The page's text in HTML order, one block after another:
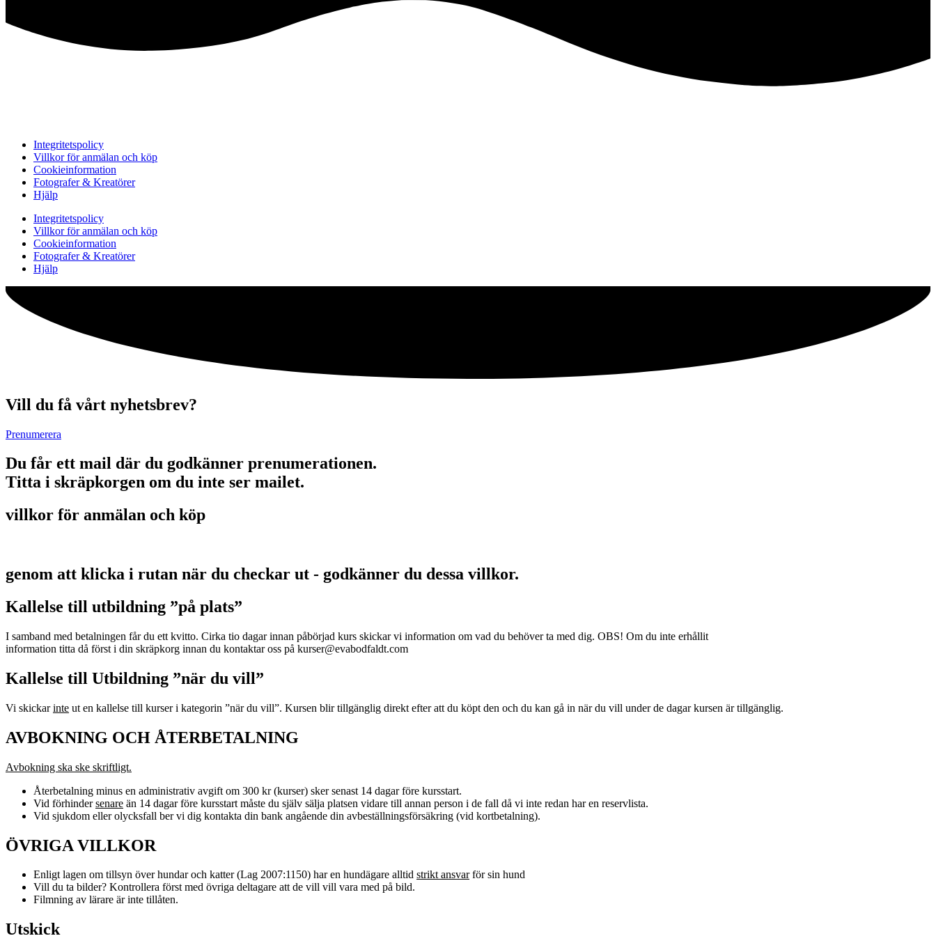
Integritetspolicy
Villkor för anmälan och köp
Cookieinformation
Fotografer & Kreatörer
Hjälp
Integritetspolicy
Villkor för anmälan och köp
Cookieinformation
Fotografer & Kreatörer
Hjälp
Vill du få vårt nyhetsbrev?
Prenumerera
Du får ett mail där du godkänner prenumerationen.
Titta i skräpkorgen om du inte ser mailet.
villkor för anmälan och köp
genom att klicka i rutan när du checkar ut - godkänner du dessa villkor.
Kallelse till utbildning ”på plats”
I samband med betalningen får du ett kvitto. Cirka tio dagar innan påbörjad kurs skickar vi information om vad du behöver ta med dig. OBS! Om du inte erhållit
information titta då först i din skräpkorg innan du kontaktar oss på kurser@evabodfaldt.com
Kallelse till Utbildning ”när du vill”
Vi skickarinte ut en kallelse till kurser i kategorin ”när du vill”. Kursen blir tillgänglig direkt efter att du köpt den och du kan gå in när du vill under de dagar kursen är tillgänglig.
AVBOKNING OCH ÅTERBETALNING
Avbokning ska ske skriftligt.
Återbetalning minus en administrativ avgift om 300 kr (kurser) sker senast 14 dagar före kursstart.
Vid förhindersenare än 14 dagar före kursstart måste du själv sälja platsen vidare till annan person i de fall då vi inte redan har en reservlista.
Vid sjukdom eller olycksfall ber vi dig kontakta din bank angående din avbeställningsförsäkring (vid kortbetalning).
ÖVRIGA VILLKOR
Enligt lagen om tillsyn över hundar och katter (Lag 2007:1150) har en hundägare alltid strikt ansvarför sin hund
Vill du ta bilder? Kontrollera först med övriga deltagare att de vill vill vara med på bild.
Filmning av lärare är inte tillåten.
Utskick